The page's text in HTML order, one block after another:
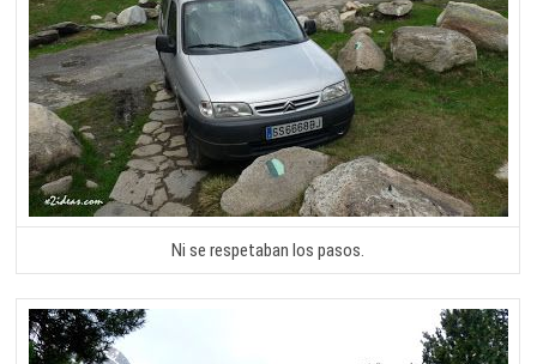
Ni se respetaban los pasos.